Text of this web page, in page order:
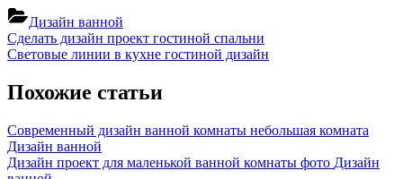
Дизайн ванной
Навигация
по
записям
Previous
Post:
Сделать дизайн проект гостиной спальни
Next
Световые линии в кухне гостиной дизайн
Похожие статьи
Современный дизайн ванной комнаты небольшая комната
Дизайн ванной
Дизайн проект для маленькой ванной комнаты фото Дизайн